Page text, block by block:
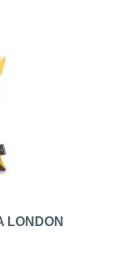
LONDON